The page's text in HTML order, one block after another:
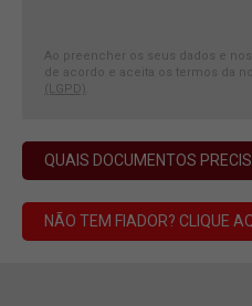
Ao preencher os seus dados e
de acordo e aceita os termos da
(LGPD)
QUAIS DOCUMENTOS
NÃO TEM FIADOR? CLIQUE